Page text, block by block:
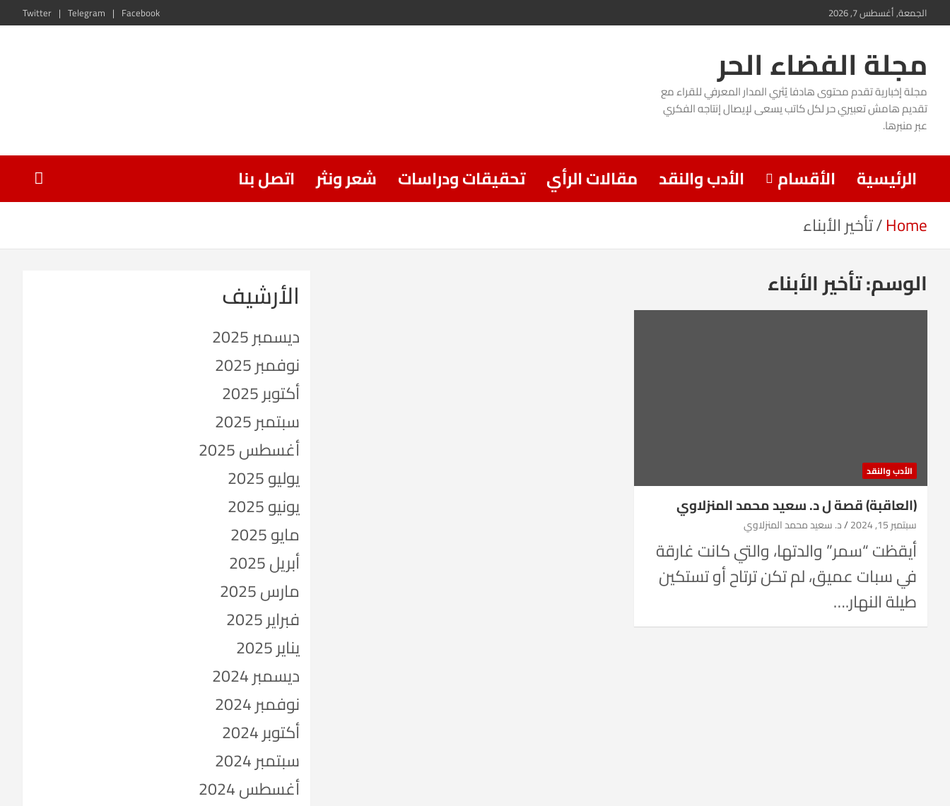
Skip
content
الجمعة, أغسطس 7, 2026 Facebook
Telegram
Twitter
مجلة الفضاء الحر
مجلة إخبارية تقدم محتوى هادفا يُثري المدار المعرفي للقراء مع
تقديم هامش تعبيري حر لكل كاتب يسعى لإيصال إنتاجه الفكري
عبر منبرها.
الرئيسية الأقسام الأدب والنقد مقالات الرأي تحقيقات ودراسات شعر ونثر
اتصل بنا
Home تأخير الأبناء
الوسم:تأخير الأبناء
الأدب والنقد
(العاقبة) قصة ل د. سعيد محمد المنزلاوي
سبتمبر 15, 2024 د. سعيد محمد المنزلاوي
أيقظت “سمر” والدتها، والتي كانت غارقة
في سبات عميق، لم تكن ترتاح أو تستكين
طيلة النهار.…
الأرشيف
ديسمبر 2025
نوفمبر 2025
أكتوبر 2025
سبتمبر 2025
أغسطس 2025
يوليو 2025
يونيو 2025
مايو 2025
أبريل 2025
مارس 2025
فبراير 2025
يناير 2025
ديسمبر 2024
نوفمبر 2024
أكتوبر 2024
سبتمبر 2024
أغسطس 2024